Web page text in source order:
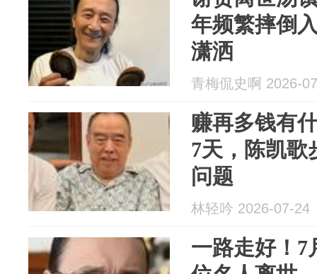
年频繁摔倒
潇洒
青梅侃史啊 2026-
赚再多钱有
7天，陈凯歌
问题
林轻吟 2026-07-24
一路走好！7